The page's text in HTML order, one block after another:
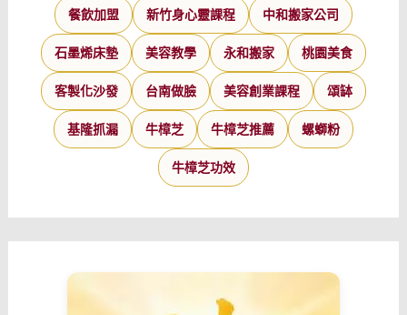
餐飲加盟 新竹身心靈課程 中和搬家公司
石墨烯床墊 美容教學 永和搬家 桃園美食
客製化沙發 台南做臉 美容創業課程 頌缽
基隆抓漏 牛樟芝 牛樟芝推薦 螺螄粉
牛樟芝功效